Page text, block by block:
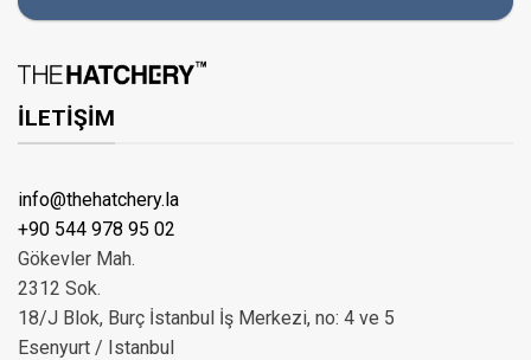
İLETİŞİM
info@thehatchery.la
+90 544 978 95 02
Gökevler Mah.
2312 Sok.
18/J Blok, Burç İstanbul İş Merkezi, no: 4 ve 5
Esenyurt / Istanbul